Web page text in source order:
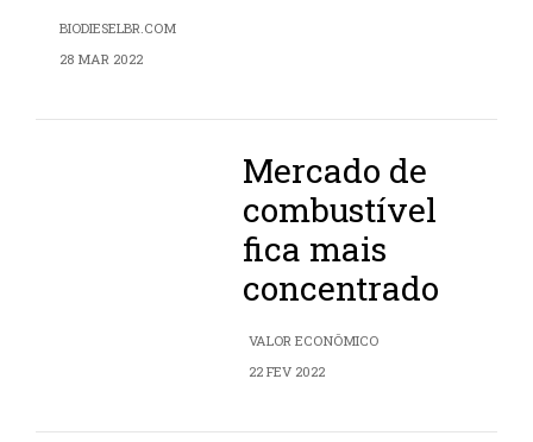
BIODIESELBR.COM
28 MAR 2022
Mercado de
combustível
fica mais
concentrado
VALOR ECONÔMICO
22 FEV 2022